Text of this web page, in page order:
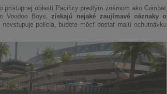
prístupnej oblasti Pacificy predtým známom ako Combat
Voodoo Boys, získajú nejaké zaujímavé náznaky o
polícia, budete môcť dostať malú ochutnávku